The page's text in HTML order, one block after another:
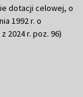
dotacji celowej, o
1992 r. o
2024 r. poz. 96)